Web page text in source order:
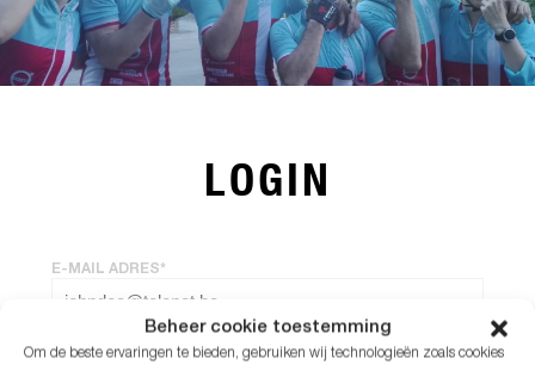
Beheer cookie toestemming
Om de beste ervaringen te bieden, gebruiken wij technologieën zoals cookies
LOGIN
E-MAIL ADRES*
WACHTWOORD*